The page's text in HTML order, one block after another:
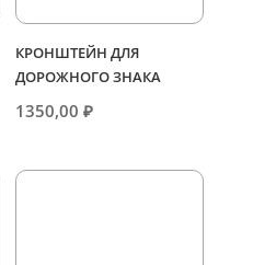
КРОНШТЕЙН ДЛЯ
ДОРОЖНОГО ЗНАКА
1350,00₽